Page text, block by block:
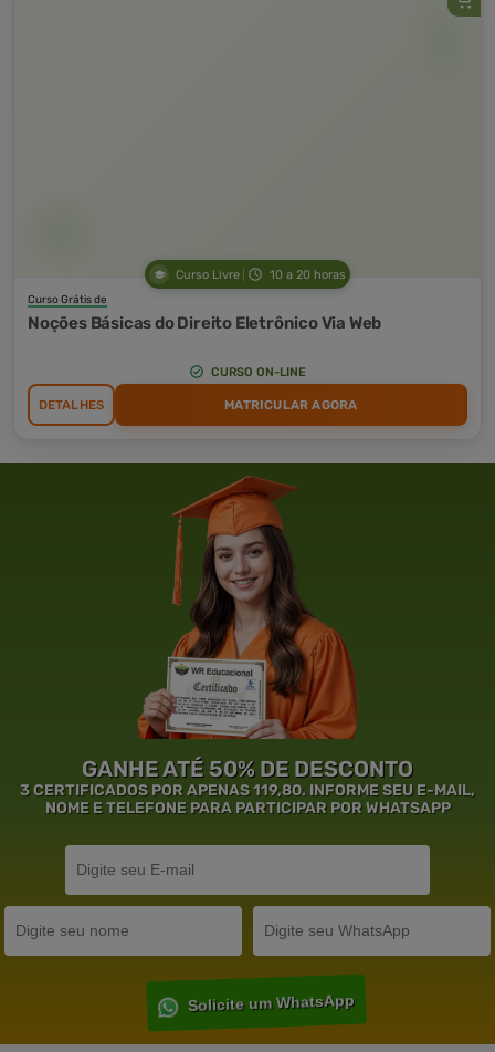
Curso Livre 10 a 20 horas
Curso Grátis de
Noções Básicas do Direito Eletrônico Via Web
CURSO ON-LINE
DETALHES MATRICULAR AGORA
GANHE ATÉ 50% DE DESCONTO
3 CERTIFICADOS POR APENAS 119,80. INFORME SEU E-MAIL,
NOME E TELEFONE PARA PARTICIPAR POR WHATSAPP
Solicite um WhatsApp